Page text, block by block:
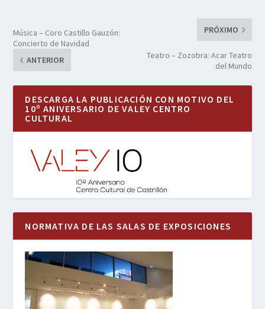
Música – Coro Castillo Gauzón:
Concierto de Navidad
ANTERIOR
PRÓXIMO
Teatro – Zozobra: Acar Teatro
del Mundo
DESCARGA LA PUBLICACIÓN CON MOTIVO DEL
10º ANIVERSARIO DE VALEY CENTRO
CULTURAL
NORMATIVA DE LAS SALAS DE EXPOSICIONES